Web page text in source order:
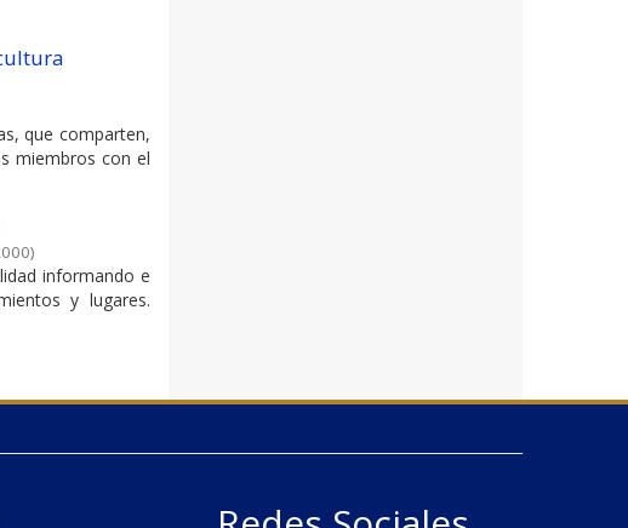
que comparten,
miembros con el
)
informando e
y lugares.